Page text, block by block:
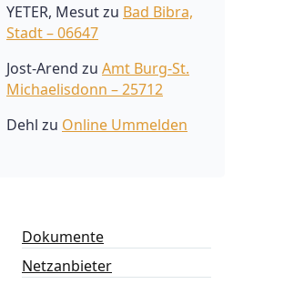
YETER, Mesutzu Bad Bibra,
Stadt – 06647
Jost-Arend zu Amt Burg-St.
Michaelisdonn – 25712
Dehl zu Online Ummelden
Dokumente
Netzanbieter